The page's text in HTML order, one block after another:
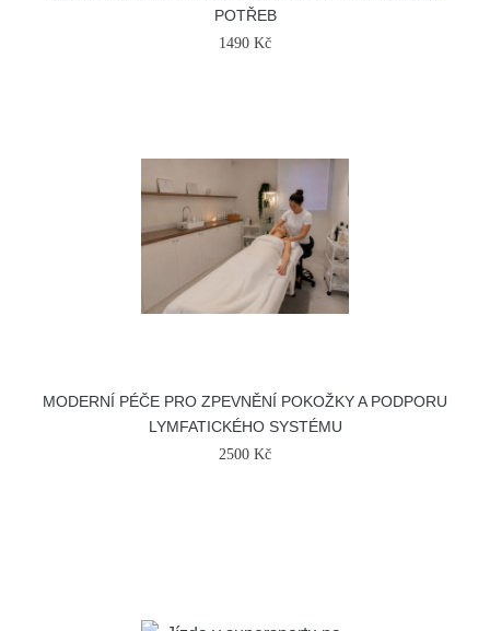
POTŘEB
1490 Kč
MODERNÍ PÉČE PRO ZPEVNĚNÍ POKOŽKY A PODPORU
LYMFATICKÉHO SYSTÉMU
2500 Kč